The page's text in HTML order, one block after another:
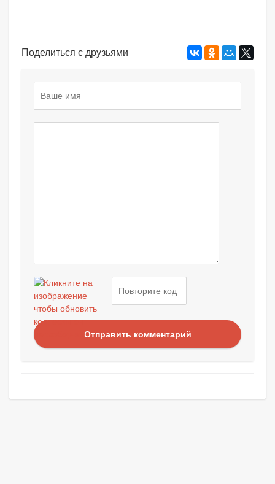
Поделиться с друзьями
Отправить комментарий